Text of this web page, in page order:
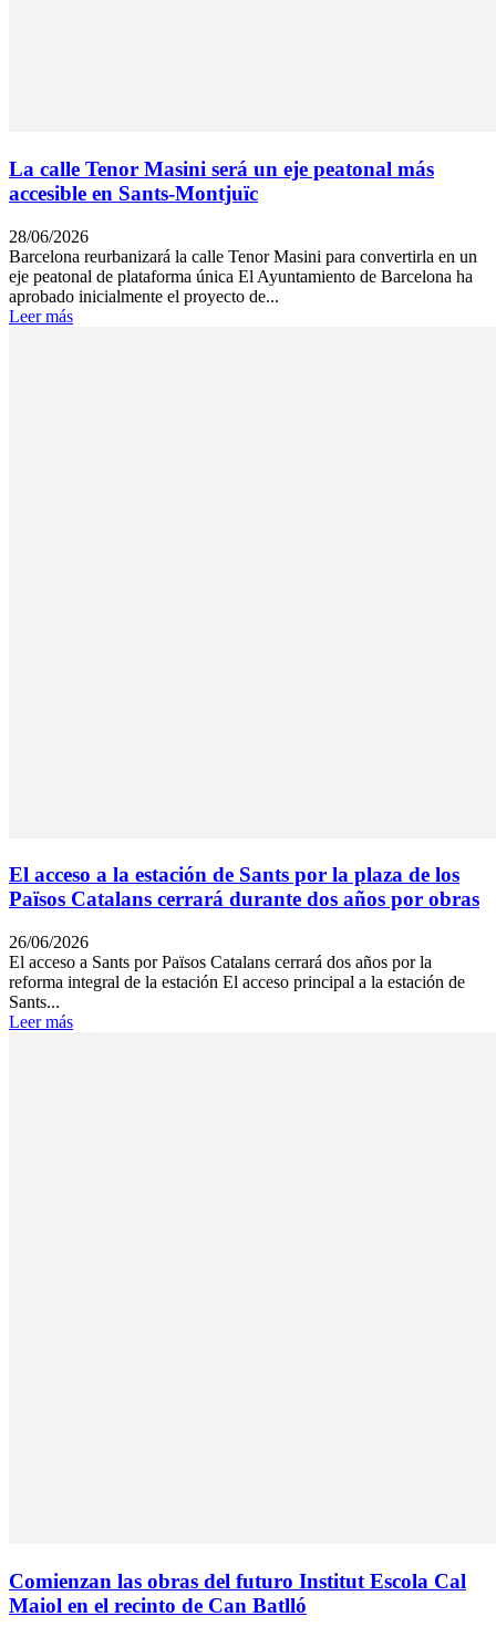
La calle Tenor Masini será un eje peatonal más
accesible en Sants-Montjuïc
28/06/2026
Barcelona reurbanizará la calle Tenor Masini para convertirla en un
eje peatonal de plataforma única El Ayuntamiento de Barcelona ha
aprobado inicialmente el proyecto de...
Leer más
El acceso a la estación de Sants por la plaza de los
Països Catalans cerrará durante dos años por obras
26/06/2026
El acceso a Sants por Països Catalans cerrará dos años por la
reforma integral de la estación El acceso principal a la estación de
Sants...
Leer más
Comienzan las obras del futuro Institut Escola Cal
Maiol en el recinto de Can Batlló